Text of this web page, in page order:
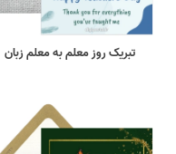
تبریک روز معلم به معلم زبان